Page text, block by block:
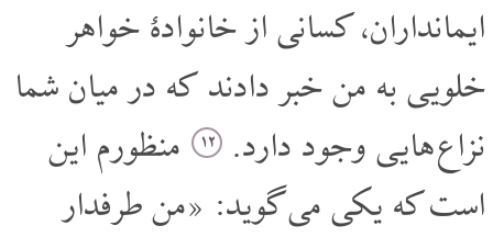
ایمانداران، کسانی از خانوادۀ خواهر
خلویی به من خبر دادند که در میان شما
نزاع هایی وجود دارد.
۱۲ منظورم این
است که یکی می گوید: «من طرفدار